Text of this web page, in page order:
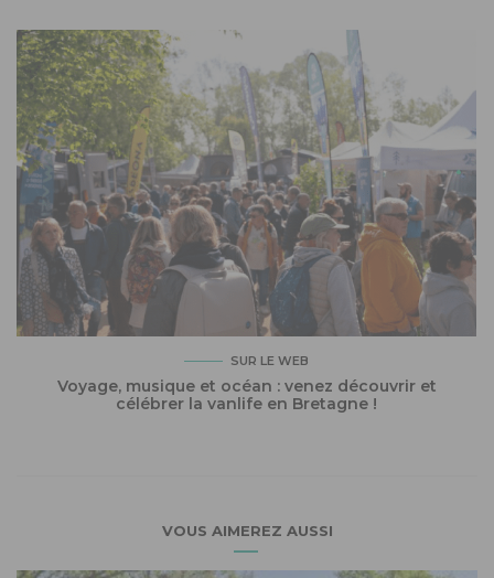
SUR LE WEB
Voyage, musique et océan : venez découvrir et
célébrer la vanlife en Bretagne !
VOUS AIMEREZ AUSSI